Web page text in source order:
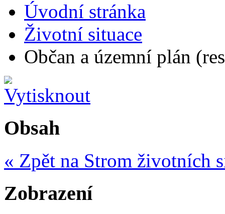
Úvodní stránka
Životní situace
Občan a územní plán
Obsah
« Zpět na Strom životních
Zobrazení